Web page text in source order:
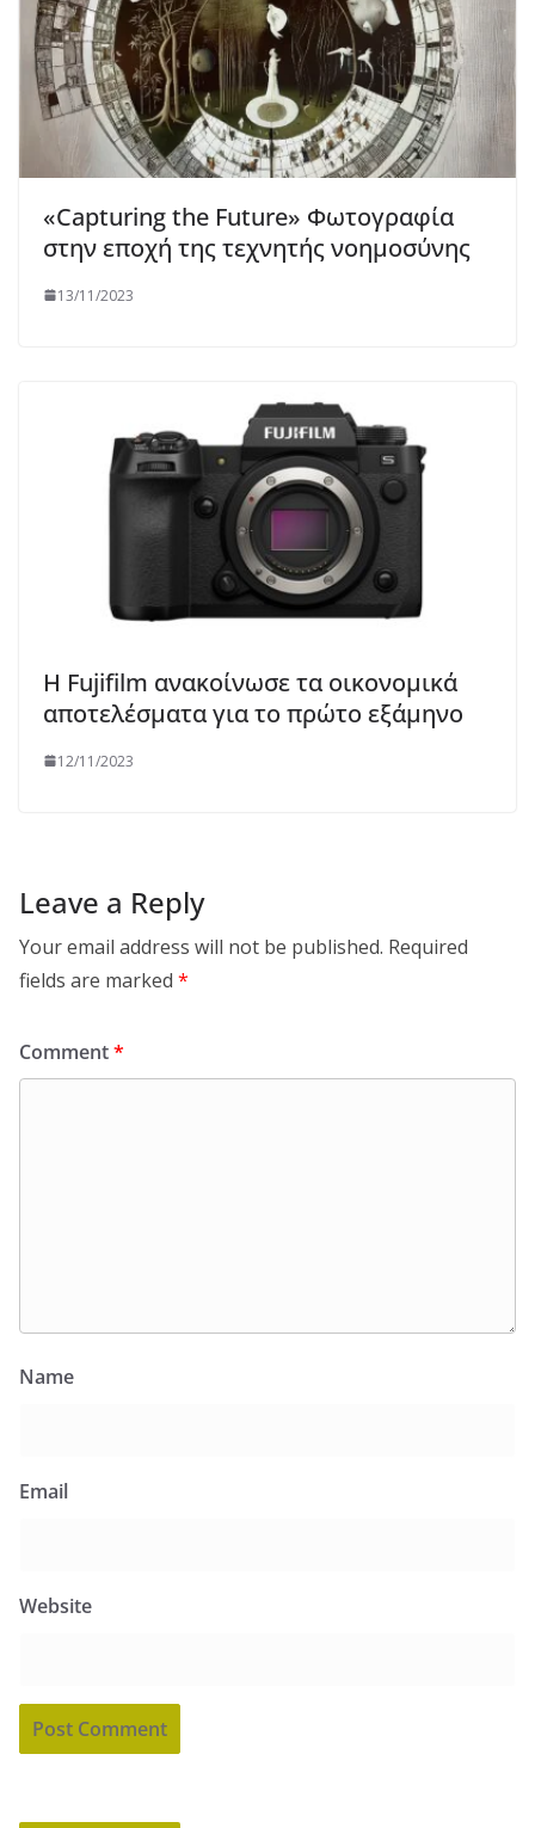
«Capturing the Future» Φωτογραφία
στην εποχή της τεχνητής νοημοσύνης
13/11/2023
Η Fujifilm ανακοίνωσε τα οικονομικά
αποτελέσματα για το πρώτο εξάμηνο
12/11/2023
Leave a Reply
Your email address will not be published. Required
fields are marked *
Comment*
Name
Email
Website